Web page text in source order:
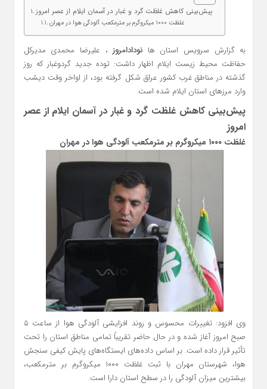
پیش‌بینی کاهش غلظت گرد و غبار در آسمان ایلام از عصر امروز
غلظت ۱۰۰۰ میکروگرم بر مترمکعب آلودگی هوا در مهران
به گزارش سرویس استان ها نودادامروز، علیرضا محمدی مدیرکل
حفاظت محیط‌ زیست ایلام اظهار داشت: توده جدید گردوغبار که روز
گذشته در مناطق غرب کشور عراق شکل گرفته بود، از اواخر وقت دیشب
وارد مرزهای استان ایلام شده است.
پیش‌بینی کاهش غلظت گرد و غبار در آسمان ایلام از عصر
امروز
غلظت ۱۰۰۰ میکروگرم بر مترمکعب آلودگی هوا در مهران
وی افزود: تغییرات محسوس و روند افزایشی آلودگی هوا از ساعت ۵
صبح امروز آغاز شده و در حال حاضر تقریباً تمامی مناطق استان را تحت
تأثیر قرار داده است. بر اساس داده‌های ایستگاه‌های پایش کیفی سنجش
هوا، شهرستان مهران با ثبت غلظت ۱۰۰۰ میکروگرم بر مترمکعب،
بیشترین میزان آلودگی را در سطح استان دارا است.